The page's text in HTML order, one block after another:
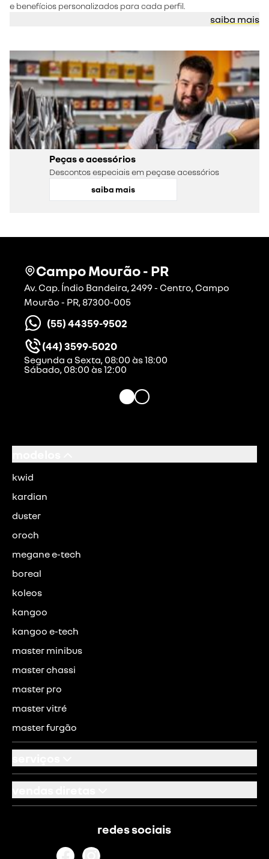
e benefícios personalizados para cada perfil.
saiba mais
Peças e acessórios
Descontos especiais em peçase acessórios
saiba mais
Campo Mourão - PR
Av. Cap. Índio Bandeira, 2499 - Centro, Campo
Mourão - PR, 87300-005
(55) 44359-9502
(44) 3599-5020
Segunda a Sexta, 08:00 às 18:00
Sábado, 08:00 às 12:00
kwid
kardian
duster
oroch
megane e-tech
boreal
koleos
kangoo
kangoo e-tech
master minibus
master chassi
master pro
master vitré
master furgão
funilaria e pintura
revisao
táxi / aplicativo
redes sociais